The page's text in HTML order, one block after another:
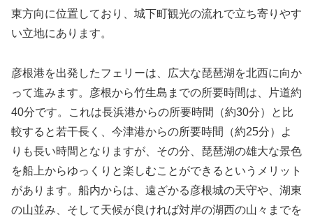
東方向に位置しており、城下町観光の流れで立ち寄りやす
い立地にあります。
彦根港を出発したフェリーは、広大な琵琶湖を北西に向か
って進みます。彦根から竹生島までの所要時間は、片道約
40分です。これは長浜港からの所要時間（約30分）と比
較すると若干長く、今津港からの所要時間（約25分）よ
りも長い時間となりますが、その分、琵琶湖の雄大な景色
を船上からゆっくりと楽しむことができるというメリット
があります。船内からは、遠ざかる彦根城の天守や、湖東
の山並み、そして天候が良ければ対岸の湖西の山々までを